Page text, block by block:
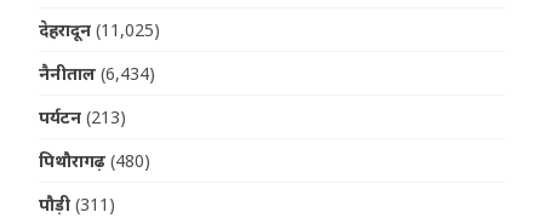
देहरादून (11,025)
नैनीताल (6,434)
पर्यटन (213)
पिथौरागढ़ (480)
पौड़ी (311)